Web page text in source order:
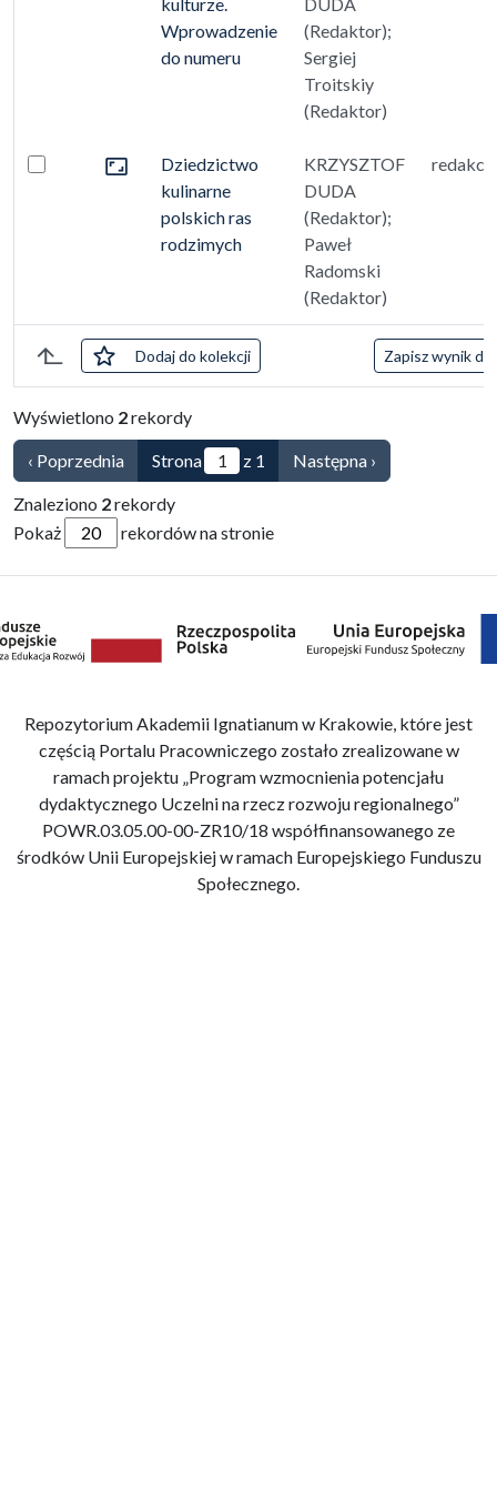
Wprowadzenie
do numeru
(Redaktor);
Sergiej
Troitskiy
(Redaktor)
Zaznacz: Dziedzictwo kulinarne polskich ras rodzimych
Przejdź do zbioru
Dziedzictwo
kulinarne
polskich ras
rodzimych
KRZYSZTOF
DUDA
(Redaktor);
Paweł
Radomski
(Redaktor)
redakcje
Dodajzaznaczone
do kolekcji Zapisz wynik do
Wyświetlono 2rekordy
‹ Poprzednia Strona z 1 Następna ›
Znaleziono 2rekordy
Pokaż
rekordów na stronie
Repozytorium Akademii Ignatianum w Krakowie, które jest
częścią Portalu Pracowniczego zostało zrealizowane w
ramach projektu „Program wzmocnienia potencjału
dydaktycznego Uczelni na rzecz rozwoju regionalnego”
POWR.03.05.00-00-ZR10/18 współfinansowanego ze
środków Unii Europejskiej w ramach Europejskiego Funduszu
Społecznego.